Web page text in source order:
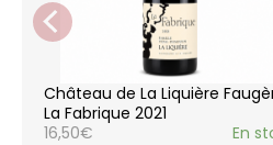
La gamme des vins du
Liquière est adaptée à
consommation, à chaque
elle reflète parfaitement la
l’expression du terroir.
Château de La Liquière
La Fabrique 2021
16,50€ En